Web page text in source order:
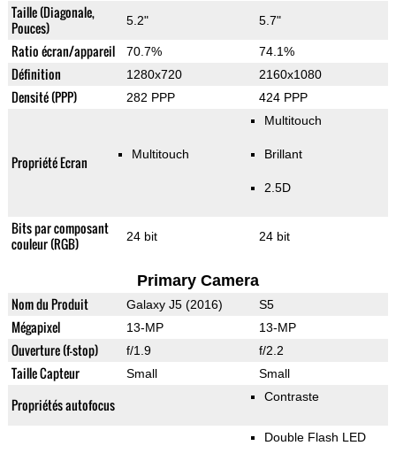
Taille (Diagonale,
Pouces)
5.2" 5.7"
Ratio écran/appareil 70.7% 74.1%
Définition 1280x720 2160x1080
Densité (PPP) 282 PPP 424 PPP
Propriété Ecran Multitouch
Multitouch
Brillant
2.5D
Bits par composant
couleur (RGB)
24 bit 24 bit
Primary Camera
Nom du Produit Galaxy J5 (2016) S5
Mégapixel 13-MP 13-MP
Ouverture (f-stop) f/1.9 f/2.2
Taille Capteur Small Small
Propriétés autofocus Contraste
Double Flash LED